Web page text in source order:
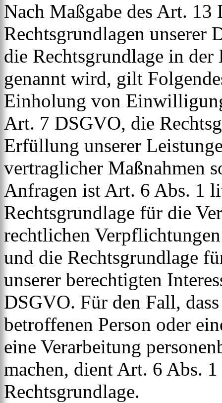
Nach Maßgabe des Art.
Rechtsgrundlagen unserer
die Rechtsgrundlage in
genannt wird, gilt
Einholung von
Art. 7 DSGVO, die
Erfüllung unserer
vertraglicher Maßnahmen
Anfragen ist Art. 6 Abs. 1
Rechtsgrundlage für die
rechtlichen
und die Rechtsgrundlage
unserer berechtigten
DSGVO. Für den Fall,
betroffenen Person oder
eine Verarbeitung
machen, dient Art. 6 Abs.
Rechtsgrundlage.